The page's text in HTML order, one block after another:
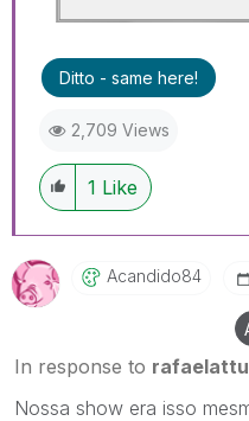
Ditto - same here!
2,709 Views
1 Like
Acandido84
In response to
Nossa show era isso